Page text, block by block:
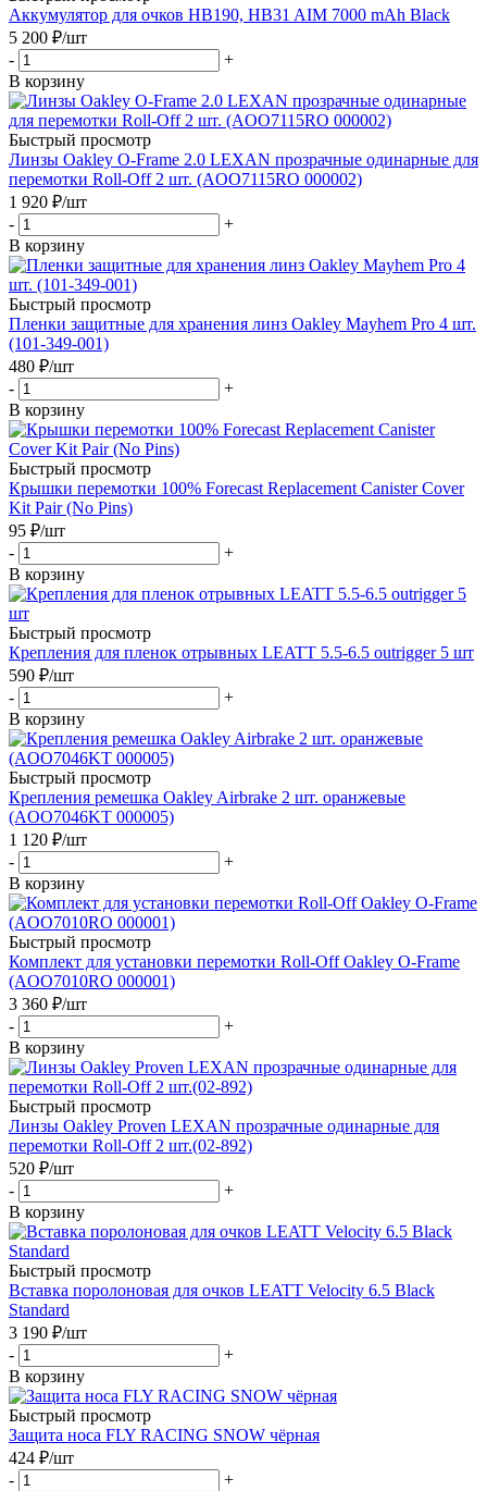
Аккумулятор для очков HB190, HB31 AIM 7000 mAh Black
5 200 ₽/шт
-
+
В корзину
Быстрый просмотр
Линзы Oakley O-Frame 2.0 LEXAN прозрачные одинарные для
перемотки Roll-Off 2 шт. (AOO7115RO 000002)
1 920 ₽/шт
-
+
В корзину
Быстрый просмотр
Пленки защитные для хранения линз Oakley Mayhem Pro 4 шт.
(101-349-001)
480 ₽/шт
-
+
В корзину
Быстрый просмотр
Крышки перемотки 100% Forecast Replacement Canister Cover
Kit Pair (No Pins)
95 ₽/шт
-
+
В корзину
Быстрый просмотр
Крепления для пленок отрывных LEATT 5.5-6.5 outrigger 5 шт
590 ₽/шт
-
+
В корзину
Быстрый просмотр
Крепления ремешка Oakley Airbrake 2 шт. оранжевые
(AOO7046KT 000005)
1 120 ₽/шт
-
+
В корзину
Быстрый просмотр
Комплект для установки перемотки Roll-Off Oakley O-Frame
(AOO7010RO 000001)
3 360 ₽/шт
-
+
В корзину
Быстрый просмотр
Линзы Oakley Proven LEXAN прозрачные одинарные для
перемотки Roll-Off 2 шт.(02-892)
520 ₽/шт
-
+
В корзину
Быстрый просмотр
Вставка поролоновая для очков LEATT Velocity 6.5 Black
Standard
3 190 ₽/шт
-
+
В корзину
Быстрый просмотр
Защита носа FLY RACING SNOW чёрная
424 ₽/шт
-
+